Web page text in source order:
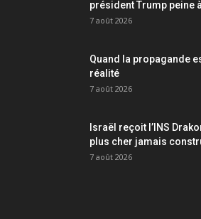
président Trump peine
7 août 2026
Quand la propagande
réalité
7 août 2026
Israël reçoit l’INS
plus cher jamais
7 août 2026